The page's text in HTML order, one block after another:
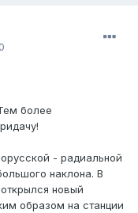
более
- радиальной
наклона. В
новый
образом на станции